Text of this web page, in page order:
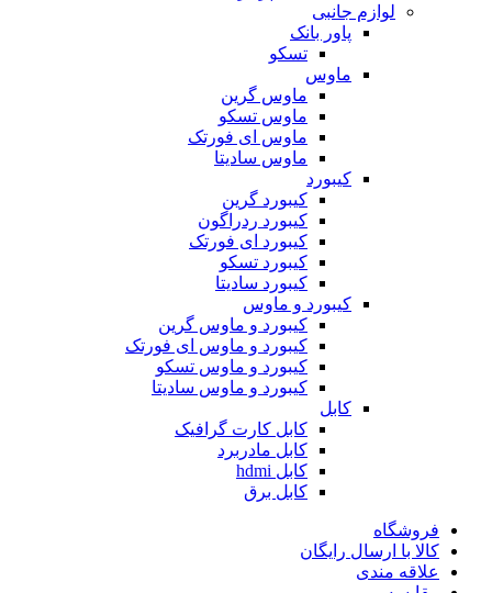
لوازم جانبی
پاور بانک
تسکو
ماوس
ماوس گرین
ماوس تسکو
ماوس ای فورتک
ماوس سادیتا
کیبورد
کیبورد گرین
کیبورد ردراگون
کیبورد ای فورتک
کیبورد تسکو
کیبورد سادیتا
کیبورد و ماوس
کیبورد و ماوس گرین
کیبورد و ماوس ای فورتک
کیبورد و ماوس تسکو
کیبورد و ماوس سادیتا
کابل
کابل کارت گرافیک
کابل مادربرد
کابل hdmi
کابل برق
فروشگاه
کالا با ارسال رایگان
علاقه مندی